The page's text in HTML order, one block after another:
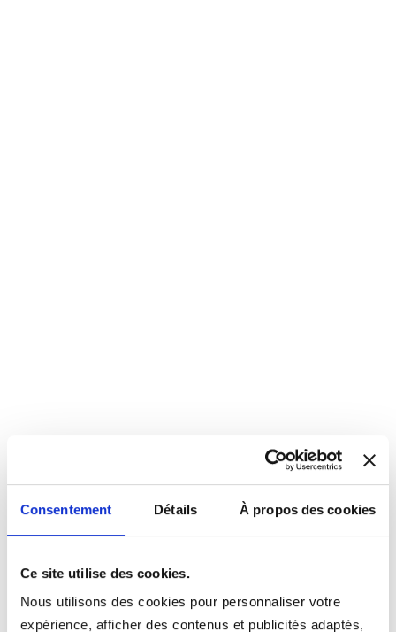
Consentement Détails À propos des cookies
Ce site utilise des cookies.
Nous utilisons des cookies pour personnaliser votre
expérience, afficher des contenus et publicités adaptés,